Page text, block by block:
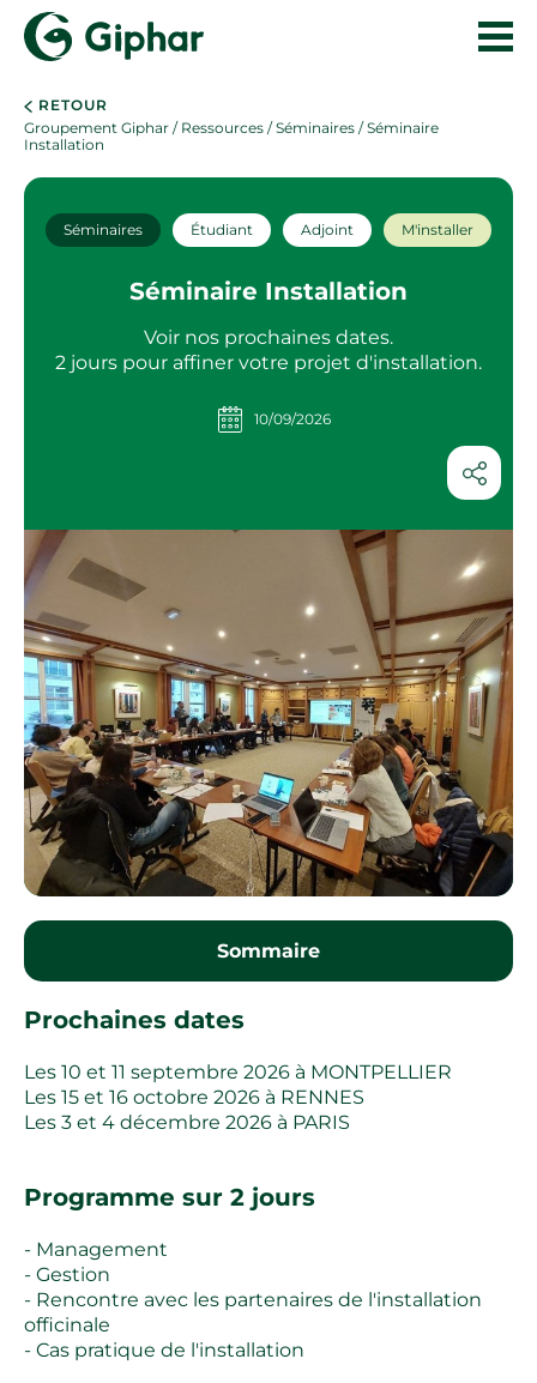
RETOUR
Groupement Giphar / Ressources /Séminaires / Séminaire
Installation
Séminaires Étudiant Adjoint M'installer
Séminaire Installation
Voir nos prochaines dates.
2 jours pour affiner votre projet d'installation.
10/09/2026
Sommaire
Prochaines dates
Les 10 et 11 septembre 2026 à MONTPELLIER
Les 15 et 16 octobre 2026 à RENNES
Les 3 et 4 décembre 2026 à PARIS
Programme sur 2 jours
- Management
- Gestion
- Rencontre avec les partenaires de l'installation
officinale
- Cas pratique de l'installation